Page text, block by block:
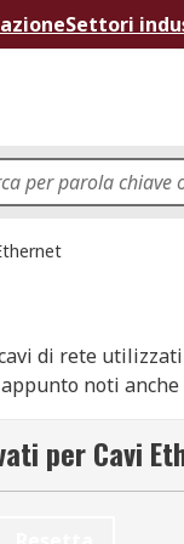
Settori
di rete
noti
per Cavi